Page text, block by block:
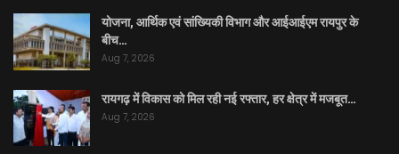
योजना, आर्थिक एवं सांख्यिकी विभाग और आईआईएम रायपुर के
बीच…
Aug 7, 2026
रायगढ़ में विकास को मिल रही नई रफ्तार, हर क्षेत्र में मजबूत…
Aug 7, 2026